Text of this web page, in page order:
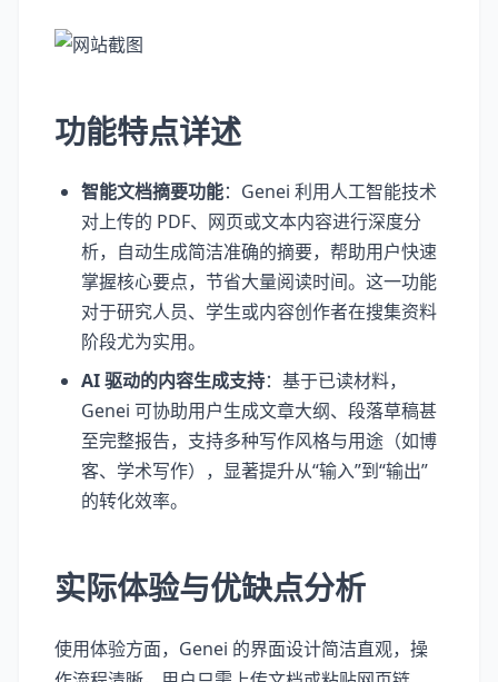
功能特点详述
智能文档摘要功能：Genei 利用人工智能技术
对上传的 PDF、网页或文本内容进行深度分
析，自动生成简洁准确的摘要，帮助用户快速
掌握核心要点，节省大量阅读时间。这一功能
对于研究人员、学生或内容创作者在搜集资料
阶段尤为实用。
AI 驱动的内容生成支持：基于已读材料，
Genei 可协助用户生成文章大纲、段落草稿甚
至完整报告，支持多种写作风格与用途（如博
客、学术写作），显著提升从“输入”到“输出”
的转化效率。
实际体验与优缺点分析
使用体验方面，Genei 的界面设计简洁直观，操